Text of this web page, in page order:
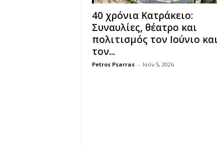
40 χρόνια Κατράκειο:
Συναυλίες, θέατρο και
πολιτισμός τον Ιούνιο και
τον...
Petros Psarras - Ιούν 5, 2026